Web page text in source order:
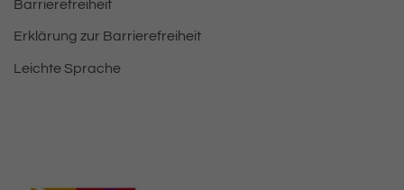
Barrierefreiheit
Erklärung zur Barrierefreiheit
Leichte Sprache